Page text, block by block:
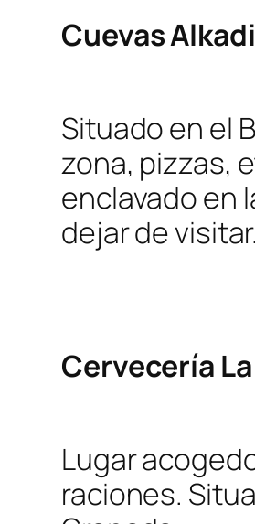
Cuevas
Situado en el
zona, pizzas,
enclavado en
dejar de visitar.
Cervecería
Lugar
raciones.